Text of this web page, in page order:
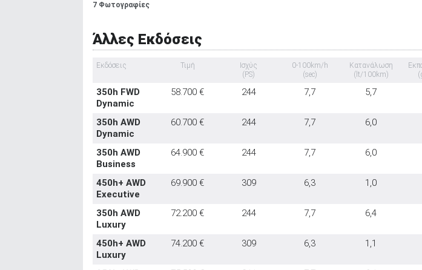
7 Φωτογραφίες
Άλλες Εκδόσεις
Εκδόσεις Τιμή
Ισχύς
(PS)
0-100km/h
(sec)
Κατανάλωση
(lt/100km)
350h FWD
Dynamic
58.700 € 244 7,7 5,7
350h AWD
Dynamic
60.700 € 244 7,7 6,0
350h AWD
Business
64.900 € 244 7,7 6,0
450h+ AWD
Executive
69.900 € 309 6,3 1,0
350h AWD
Luxury
72.200 € 244 7,7 6,4
450h+ AWD
Luxury
74.200 € 309 6,3 1,1